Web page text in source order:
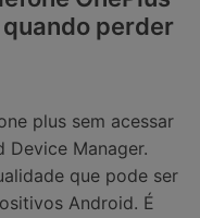
perder
plus sem acessar
Device Manager.
que pode ser
Android. É